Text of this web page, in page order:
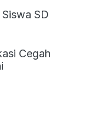
SD
Cegah